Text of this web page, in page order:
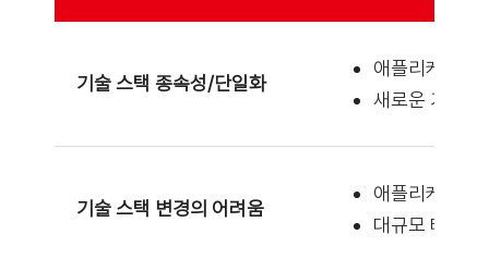
기술 스택 종속성/단일화
애플리케이션
새로운 기술
기술 스택 변경의 어려움
애플리케이션
대규모 테스트